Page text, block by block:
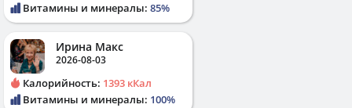
Витамины и минералы: 85%
Ирина Макс
2026-08-03
Калорийность: 1393 кКал
Витамины и минералы: 100%